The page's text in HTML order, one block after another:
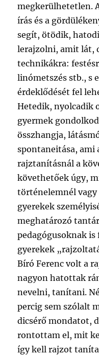
megkerülhetetlen.
írás és a
segít, ötödik,
lerajzolni, amit lát,
technikákra:
linómetszés stb., s
érdeklődését fel
Hetedik, nyolcadik
gyermek
összhangja,
spontaneitása, ami
rajztanításnál a
követhetőek úgy,
történelemnél vagy
gyerekek
meghatározó
pedagógusoknak is
gyerekek
Bíró Ferenc volt a
nagyon hatottak
nevelni, tanítani.
percig sem szólalt
dicsérő mondatot,
rontottam el, mit
így kell rajzot